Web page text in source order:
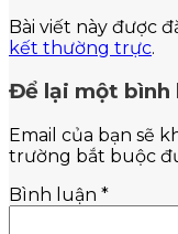
Bài viết này được
kết thường trực.
Để lại một bình
Email của bạn sẽ
trường bắt buộc
Bình luận *